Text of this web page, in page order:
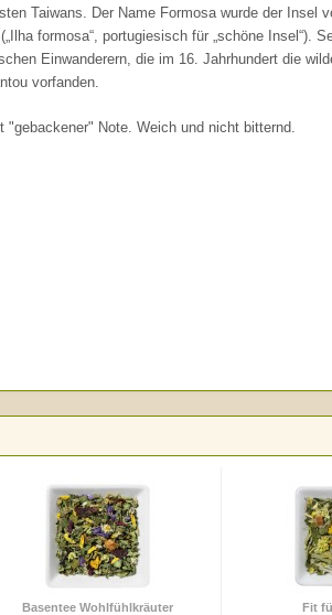
Taiwans. Der Name Formosa wurde der Insel
formosa“, portugiesisch für „schöne Insel“).
Einwanderern, die im 16. Jahrhundert die
vorfanden.
Note. Weich und nicht bitternd.
Basentee Wohlfühlkräuter Fit